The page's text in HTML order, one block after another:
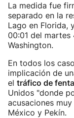
La medida fue
separado en la
Lago en Florida,
00:01 del
Washington.
En todos los
implicación de
el tráfico de
Unidos "donde
acusaciones
México y Pekín.